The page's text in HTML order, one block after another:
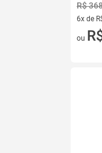
R$
6x de
6 vez
ou